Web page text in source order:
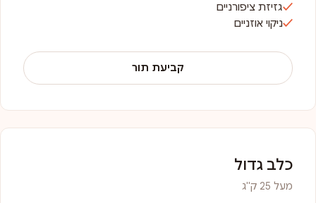
גזיזת ציפורניים
ניקוי אוזניים
קביעת תור
כלב גדול
מעל 25 ק"ג